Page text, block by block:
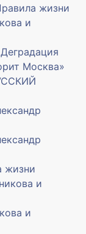
жизни
и
Деградация
Москва»
жизни
и
и